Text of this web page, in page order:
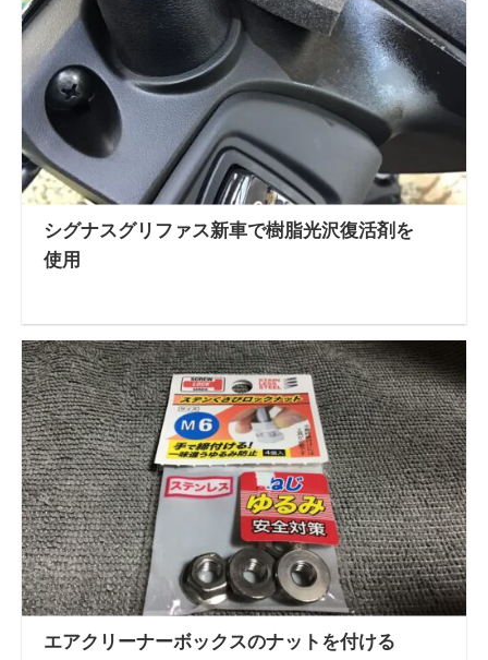
シグナスグリファス新車で樹脂光沢復活剤を
使用
エアクリーナーボックスのナットを付ける